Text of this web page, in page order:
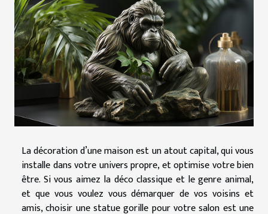
La décoration d’une maison est un atout capital, qui vous
installe dans votre univers propre, et optimise votre bien
être. Si vous aimez la déco classique et le genre animal,
et que vous voulez vous démarquer de vos voisins et
amis, choisir une statue gorille pour votre salon est une